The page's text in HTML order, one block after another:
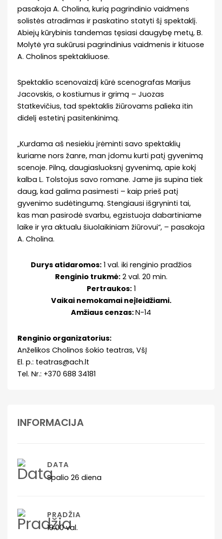
pasakoja A. Cholina, kurią pagrindinio vaidmens
solistės atradimas ir paskatino statyti šį spektaklį.
Abiejų kūrybinis tandemas tęsiasi daugybę metų, B.
Molytė yra sukūrusi pagrindinius vaidmenis ir kituose
A. Cholinos spektakliuose.
Spektaklio scenovaizdį kūrė scenografas Marijus
Jacovskis, o kostiumus ir grimą – Juozas
Statkevičius, tad spektaklis žiūrovams palieka itin
didelį estetinį pasitenkinimą.
„Kurdama aš nesiekiu įrėminti savo spektaklių
kuriame nors žanre, man įdomu kurti patį gyvenimą
scenoje. Pilną, daugiasluoksnį gyvenimą, apie kokį
kalba L. Tolstojus savo romane. Jame jis supina tiek
daug, kad galima pasimesti – kaip prieš patį
gyvenimo sudėtingumą. Stengiausi išgryninti tai,
kas man pasirodė svarbu, egzistuoja dabartiniame
laike ir yra aktualu šiuolaikiniam žiūrovui“, – pasakoja
A. Cholina.
Durys atidaromos:1 val. iki renginio pradžios
Renginio trukmė:2 val. 20 min.
Pertraukos:1
Vaikai nemokamai neįleidžiami.
Amžiaus cenzas:N-14
Renginio organizatorius:
Anželikos Cholinos šokio teatras, VšĮ
El. p.: teatras@ach.lt
Tel. Nr.: +370 688 34181
INFORMACIJA
DATA
Spalio 26 diena
PRADŽIA
19:00 val.